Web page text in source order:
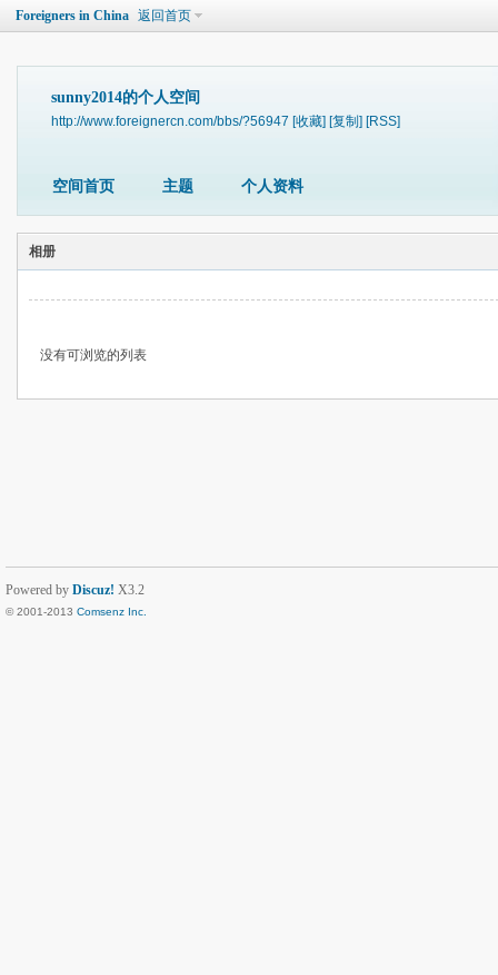
Foreigners in China 返回首页
sunny2014的个人空间
http://www.foreignercn.com/bbs/?56947 [收藏] [复制] [RSS]
空间首页 主题 个人资料
相册
没有可浏览的列表
Powered by Discuz! X3.2
© 2001-2013 Comsenz Inc.